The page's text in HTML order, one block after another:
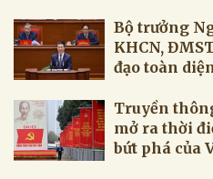
Bộ trưởng
KHCN,
đạo toàn
Truyền
mở ra thời
bứt phá của